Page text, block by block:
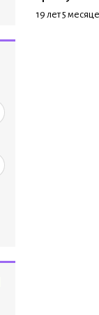
19 лет 5